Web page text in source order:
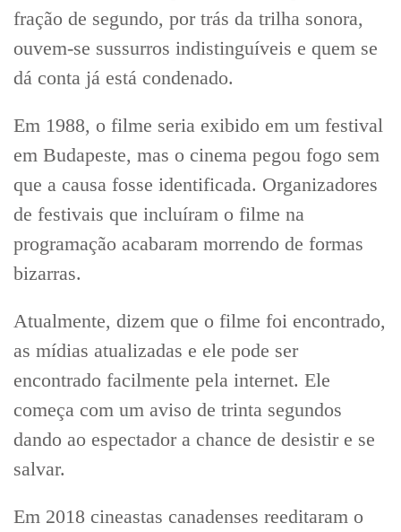
fração de segundo, por trás da trilha sonora,
ouvem-se sussurros indistinguíveis e quem se
dá conta já está condenado.
Em 1988, o filme seria exibido em um festival
em Budapeste, mas o cinema pegou fogo sem
que a causa fosse identificada. Organizadores
de festivais que incluíram o filme na
programação acabaram morrendo de formas
bizarras.
Atualmente, dizem que o filme foi encontrado,
as mídias atualizadas e ele pode ser
encontrado facilmente pela internet. Ele
começa com um aviso de trinta segundos
dando ao espectador a chance de desistir e se
salvar.
Em 2018 cineastas canadenses reeditaram o